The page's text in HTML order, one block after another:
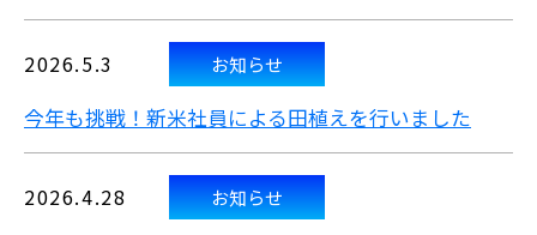
2026.5.3 お知らせ
今年も挑戦！新米社員による田植えを行いました
2026.4.28 お知らせ